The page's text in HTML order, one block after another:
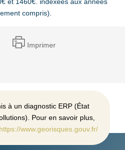
compris).
Imprimer
à un diagnostic ERP (État
Pour en savoir plus,
https://www.georisques.gouv.fr/